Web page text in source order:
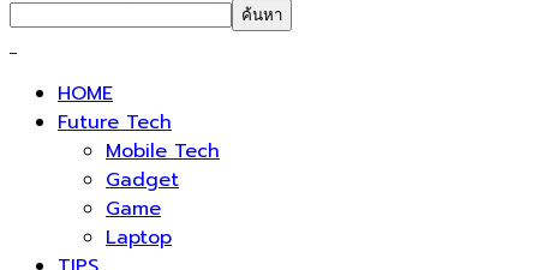
HOME
Future Tech
Mobile Tech
Gadget
Game
Laptop